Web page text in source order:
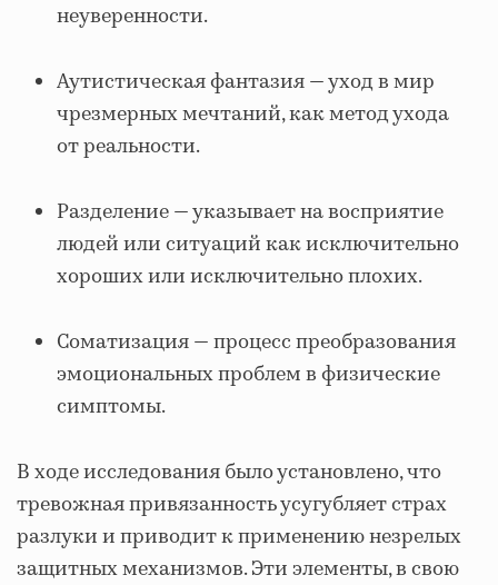
неуверенности.
Аутистическая фантазия — уход в мир
чрезмерных мечтаний, как метод ухода
от реальности.
Разделение — указывает на восприятие
людей или ситуаций как исключительно
хороших или исключительно плохих.
Соматизация — процесс преобразования
эмоциональных проблем в физические
симптомы.
В ходе исследования было установлено, что
тревожная привязанность усугубляет страх
разлуки и приводит к применению незрелых
защитных механизмов. Эти элементы, в свою